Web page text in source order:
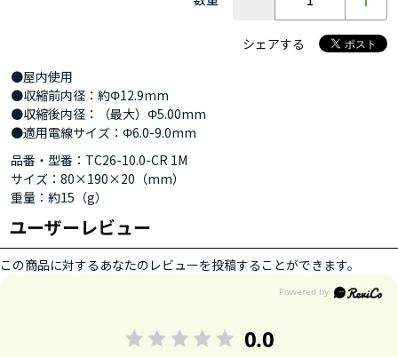
シェアする
●屋内使用
●収縮前内径：約Φ12.9mm
●収縮後内径：（最大）Φ5.00mm
●適用電線サイズ：Φ6.0-9.0mm
品番・型番：TC26-10.0-CR 1M
サイズ：80×190×20（mm）
重量：約15（g）
ユーザーレビュー
この商品に対するあなたのレビューを投稿することができます。
0.0